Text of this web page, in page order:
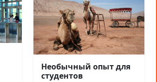
Необычный опыт для
студентов